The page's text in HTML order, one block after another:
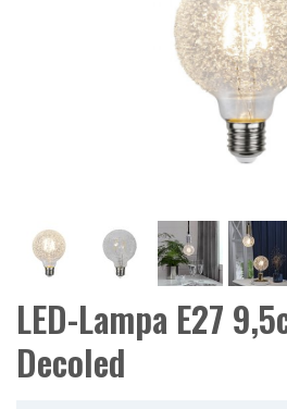
LED-Lampa E27
Decoled